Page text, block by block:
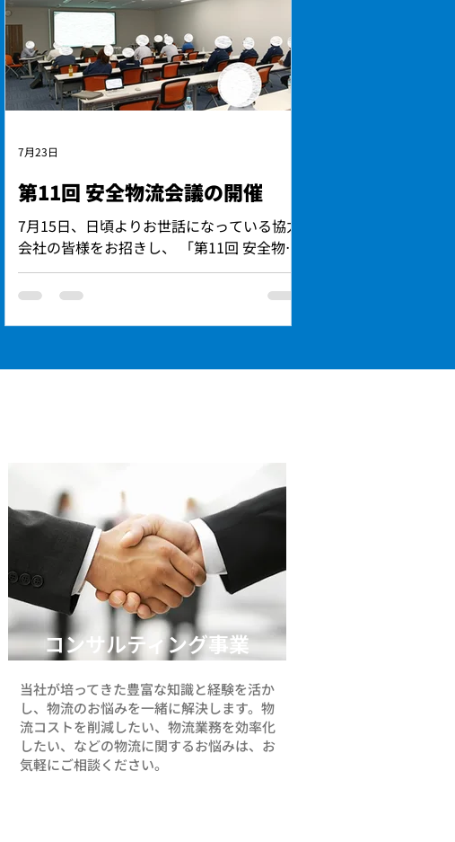
第11回 安全物流会議の開催
7月15日、日頃よりお世話になっている協力
会社の皆様をお招きし、 「第11回 安全物流
会議」を開催いたしました。 お忙しいとこ
ろ、 ご参加いただきまして、ありがとうご
を講師にお迎えし、 ・高速道路の事故事例
について ・あおり運転について ・シートベ
本の徹底と継続」として、 日々の基本動作
やコミュニケーション、 健康管理を継続す
ることが何より大切であるという考えのも
と、 当社の取り組みについて発表を行いま
した。 会議では、2026年度の事故状況を振
り返るとともに、 センター構内で発生した
接触事故について原因分析と再発防止策を
共有しました。 「トラック周辺を不用意に
通行しない」 「リフト作業時の速度を落と
す」 「指差し確認を徹底する」
など、 基本ルールを改めて見直し、事故を
未然に防ぐための対策を
7月23日
コンサルティング事業
当社が培ってきた豊富な知識と経験を活か
し、物流のお悩みを一緒に解決します。 物
流コストを削減したい、物流業務を効率化
したい、などの物流に関するお悩みは、 お
気軽にご相談ください。